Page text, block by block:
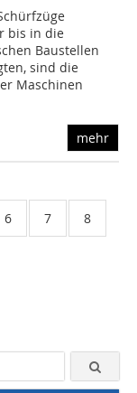
bis in die
Baustellen
sind die
Maschinen
mehr
6 7 8